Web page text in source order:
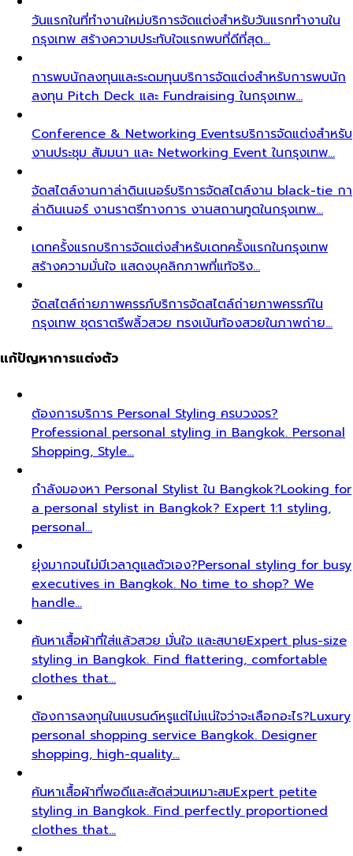
วันแรกในที่ทำงานใหม่บริการจัดแต่งสำหรับวันแรกทำงานใน
กรุงเทพ สร้างความประทับใจแรกพบที่ดีที่สุด…
การพบนักลงทุนและระดมทุนบริการจัดแต่งสำหรับการพบนัก
ลงทุน Pitch Deck และ Fundraising ในกรุงเทพ…
Conference & Networking Eventsบริการจัดแต่งสำหรับ
งานประชุม สัมมนา และ Networking Event ในกรุงเทพ…
จัดสไตล์งานกาล่าดินเนอร์บริการจัดสไตล์งาน black-tie กา
ล่าดินเนอร์ งานราตรีทางการ งานสถานทูตในกรุงเทพ…
เดทครั้งแรกบริการจัดแต่งสำหรับเดทครั้งแรกในกรุงเทพ
สร้างความมั่นใจ แสดงบุคลิกภาพที่แท้จริง…
จัดสไตล์ถ่ายภาพครรภ์บริการจัดสไตล์ถ่ายภาพครรภ์ใน
กรุงเทพ ชุดราตรีพลิ้วสวย ทรงเน้นท้องสวยในภาพถ่าย…
แก้ปัญหาการแต่งตัว
ต้องการบริการ Personal Styling ครบวงจร?
Professional personal styling in Bangkok. Personal
Shopping, Style…
กำลังมองหา Personal Stylist ใน Bangkok?Looking for
a personal stylist in Bangkok? Expert 1:1 styling,
personal…
ยุ่งมากจนไม่มีเวลาดูแลตัวเอง?Personal styling for busy
executives in Bangkok. No time to shop? We
handle…
ค้นหาเสื้อผ้าที่ใส่แล้วสวย มั่นใจ และสบายExpert plus-size
styling in Bangkok. Find flattering, comfortable
clothes that…
ต้องการลงทุนในแบรนด์หรูแต่ไม่แน่ใจว่าจะเลือกอะไร?Luxury
personal shopping service Bangkok. Designer
shopping, high-quality…
ค้นหาเสื้อผ้าที่พอดีและสัดส่วนเหมาะสมExpert petite
styling in Bangkok. Find perfectly proportioned
clothes that…